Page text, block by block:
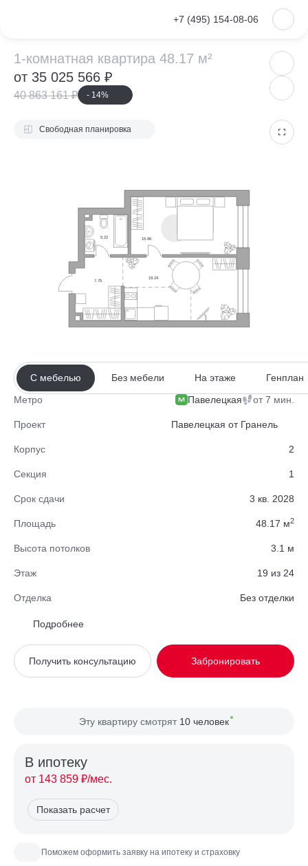
+7 (495) 154-08-06
1-комнатная
1-комнатная квартира 48.17 м²
от 35 025 566 ₽
40 863 161 ₽ - 14%
VKontakte
Метро Павелецкая от 7 мин.
Проект Павелецкая от Гранель
Корпус 2
Секция 1
Срок сдачи 3 кв. 2028
Площадь 48.17 м2
Высота потолков 3.1 м
Этаж 19 из 24
Отделка Без отделки
Район
Вид из окна Во двор
Планировка Односторонняя
Подробнее
Забронировать
Получить консультацию
Эту квартиру смотрят 10 человек
В ипотекy
от 143 859 ₽/мес.
Показать расчет
Поможем оформить заявку на ипотеку и страховку
7.75
5.22
19.24
15.96
Свободная планировка
С мебелью Без мебели На этаже Генплан